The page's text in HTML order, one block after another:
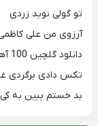
تو گولی نوید زردی
آرزوی من علی
دانلود گلچین 100 آهنگ برتر دهه 90
تکس دادی برگردی
بد خستم ببین به